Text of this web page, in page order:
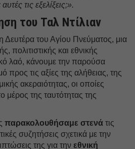
τις εξελίξεις;».
του Ταλ Ντίλιαν
του Αγίου Πνεύματος, μια
πολιτιστικής και εθνικής
λαό, κάνουμε την παρούσα
τις αξίες της αλήθειας, της
ακεραιότητας, οι οποίες
της ταυτότητας της
παρακολουθήσαμε στενά τις
συζητήσεις σχετικά με την
της για την εθνική